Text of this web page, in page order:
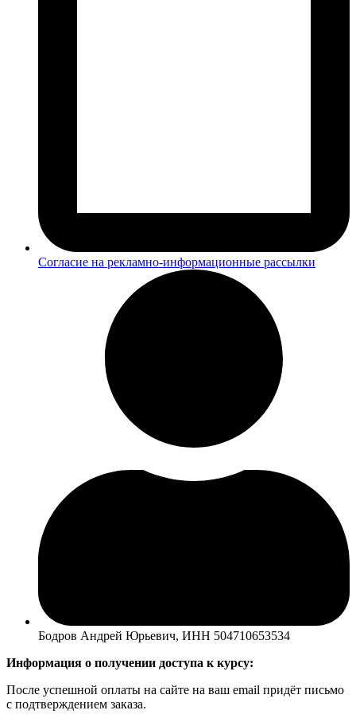
Согласие на рекламно-информационные рассылки
Бодров Андрей Юрьевич, ИНН 504710653534
Информация о получении доступа к курсу:
После успешной оплаты на сайте на ваш email придёт письмо
с подтверждением заказа.